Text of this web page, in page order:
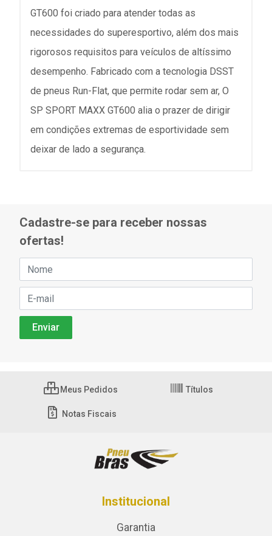
GT600 foi criado para atender todas as
necessidades do superesportivo, além dos mais
rigorosos requisitos para veículos de altíssimo
desempenho. Fabricado com a tecnologia DSST
de pneus Run-Flat, que permite rodar sem ar, O
SP SPORT MAXX GT600 alia o prazer de dirigir
em condições extremas de esportividade sem
deixar de lado a segurança.
Cadastre-se para receber nossas
ofertas!
Meus Pedidos Títulos
Notas Fiscais
Institucional
Garantia